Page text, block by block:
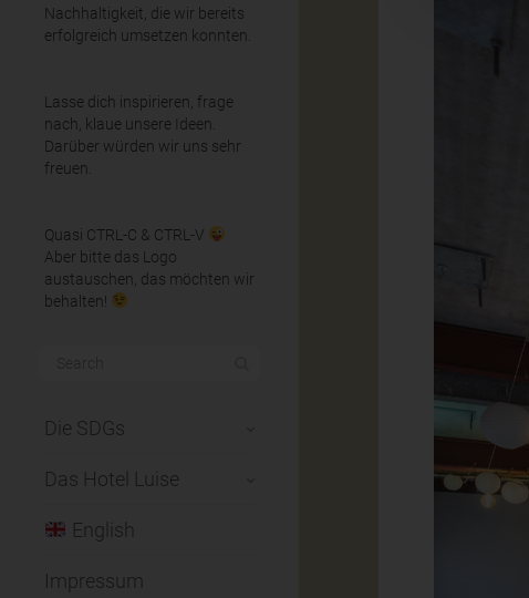
Nachhaltigkeit, die wir bereits
erfolgreich umsetzen konnten.
Lasse dich inspirieren, frage
nach, klaue unsere Ideen.
Darüber würden wir uns sehr
freuen.
Quasi CTRL-C & CTRL-V
Aber bitte das Logo
austauschen, das möchten wir
behalten!
Die SDGs
Das Hotel Luise
English
Impressum